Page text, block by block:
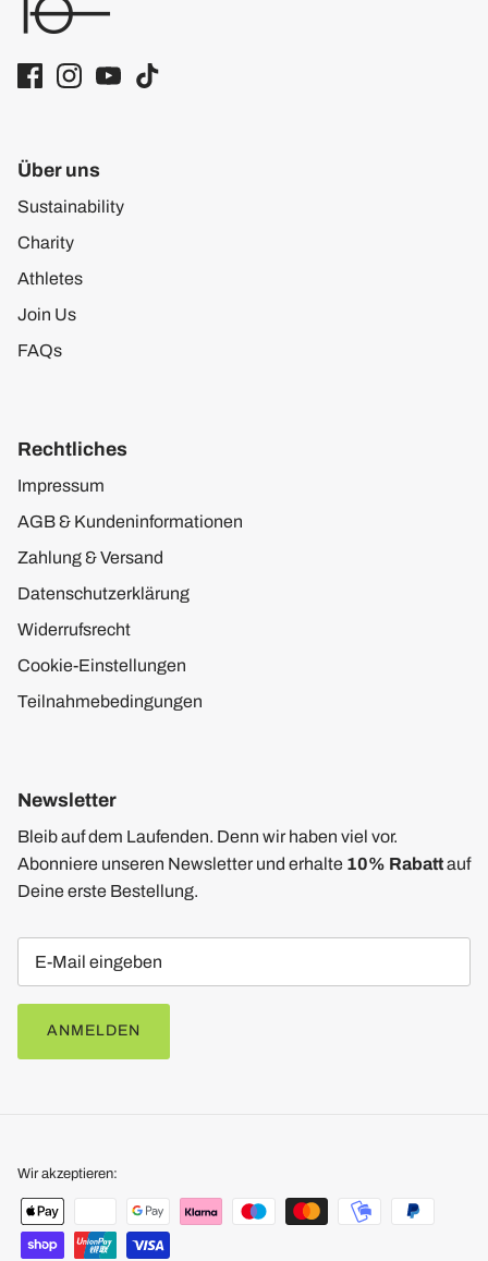
Über uns
Sustainability
Charity
Athletes
Join Us
FAQs
Rechtliches
Impressum
AGB & Kundeninformationen
Zahlung & Versand
Datenschutzerklärung
Widerrufsrecht
Cookie-Einstellungen
Teilnahmebedingungen
Newsletter
Bleib auf dem Laufenden. Denn wir haben viel vor.
Abonniere unseren Newsletter und erhalte 10% Rabattauf
Deine erste Bestellung.
ANMELDEN
Wir akzeptieren: